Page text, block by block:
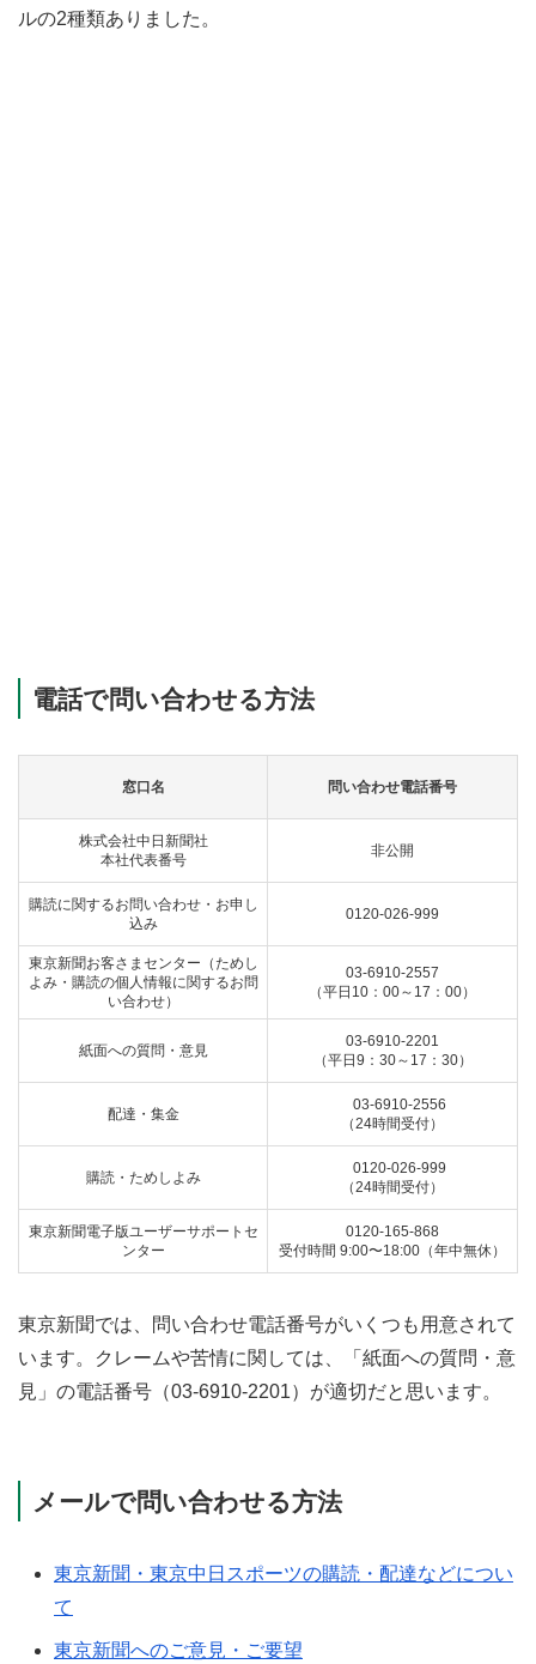
ルの2種類ありました。
電話で問い合わせる方法
窓口名 問い合わせ電話番号
株式会社中日新聞社
本社代表番号
非公開
購読に関するお問い合わせ・お申し
込み
0120-026-999
東京新聞お客さまセンター（ためし
よみ・購読の個人情報に関するお問
い合わせ）
03-6910-2557
（平日10：00～17：00）
紙面への質問・意見
03-6910-2201
（平日9：30～17：30）
配達・集金
03-6910-2556
（24時間受付）
購読・ためしよみ
0120-026-999
（24時間受付）
東京新聞電子版ユーザーサポートセ
ンター
0120-165-868
受付時間 9:00〜18:00（年中無休）
東京新聞では、問い合わせ電話番号がいくつも用意されて
います。クレームや苦情に関しては、「紙面への質問・意
見」の電話番号（03-6910-2201）が適切だと思います。
メールで問い合わせる方法
東京新聞・東京中日スポーツの購読・配達などについ
て
東京新聞へのご意見・ご要望